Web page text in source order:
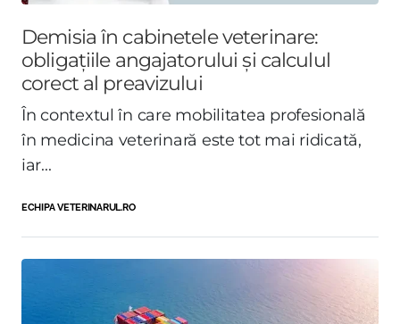
Demisia în cabinetele veterinare:
obligațiile angajatorului și calculul
corect al preavizului
În contextul în care mobilitatea profesională
în medicina veterinară este tot mai ridicată,
iar...
ECHIPA VETERINARUL.RO